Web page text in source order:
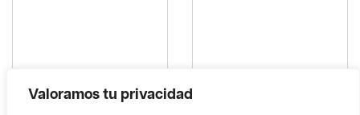
Valoramos tu privacidad